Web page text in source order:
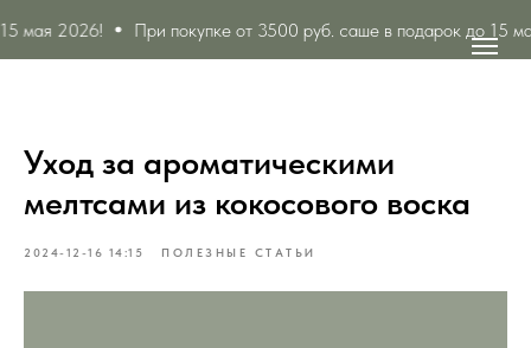
2026! При покупке от 3500 руб. саше в подарок до 15 мая
Уход за ароматическими
мелтсами из кокосового воска
2024-12-16 14:15 ПОЛЕЗНЫЕ СТАТЬИ